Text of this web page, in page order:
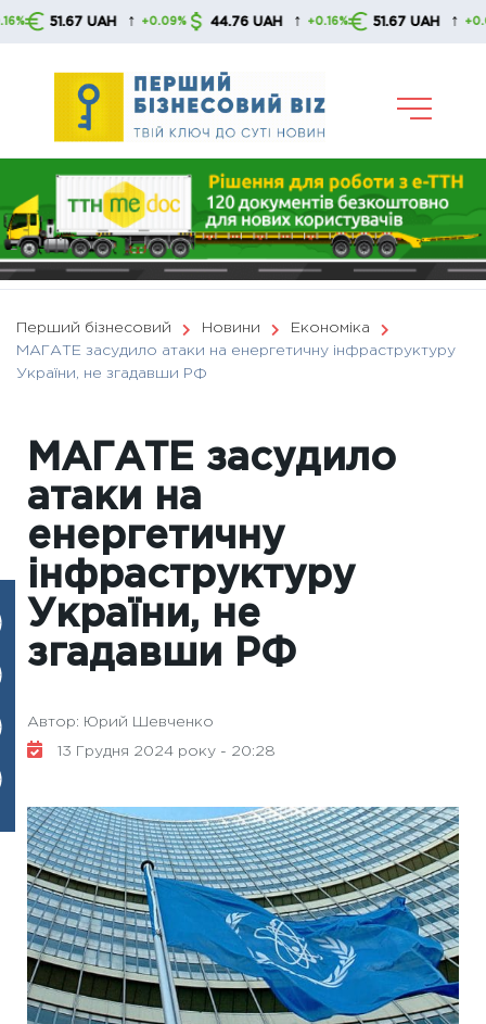
Skip
51.67 UAH ↑ +0.09% 44.76 UAH ↑ +0.16% 51.67 UAH ↑ +0.09%
Перший бізнесовий Новини
Економіка
МАГАТЕ засудило атаки на енергетичну інфраструктуру
України, не згадавши РФ
МАГАТЕ засудило
атаки на
енергетичну
інфраструктуру
України, не
згадавши РФ
Автор: Юрий Шевченко
13 Грудня 2024 року - 20:28